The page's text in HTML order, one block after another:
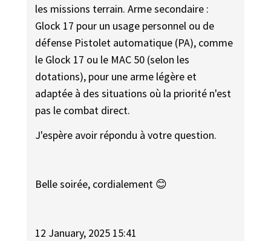
les missions terrain. Arme secondaire :
Glock 17 pour un usage personnel ou de
défense Pistolet automatique (PA), comme
le Glock 17 ou le MAC 50 (selon les
dotations), pour une arme légère et
adaptée à des situations où la priorité n'est
pas le combat direct.
J'espère avoir répondu à votre question.
Belle soirée, cordialement 😊
12 January, 2025 15:41